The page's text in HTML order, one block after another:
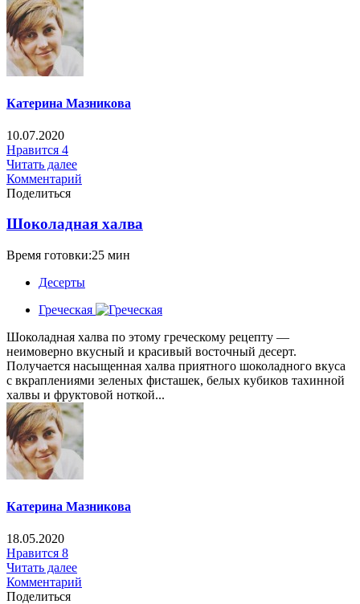
Катерина Мазникова
10.07.2020
Нравится 4
Читать далее
Комментарий
Поделиться
Шоколадная халва
Время готовки:25 мин
Десерты
Греческая
Шоколадная халва по этому греческому рецепту —
неимоверно вкусный и красивый восточный десерт.
Получается насыщенная халва приятного шоколадного вкуса
с вкраплениями зеленых фисташек, белых кубиков тахинной
халвы и фруктовой ноткой...
Катерина Мазникова
18.05.2020
Нравится 8
Читать далее
Комментарий
Поделиться